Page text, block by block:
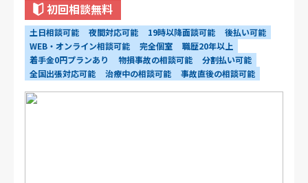
初回相談無料
土日相談可能 夜間対応可能 19時以降面談可能
後払い可能
WEB・オンライン相談可能
完全個室
職歴20年以上
着手金0円プランあり
物損事故の相談可能
分割払い可能
全国出張対応可能
治療中の相談可能 事故直後の相談可能